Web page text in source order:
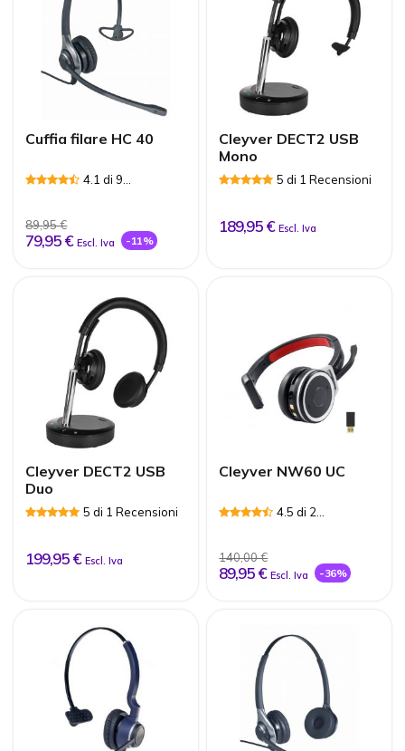
Cuffia filare HC 40
4.1 di 9
89,95 €
79,95 € Escl. Iva -11%
Cleyver DECT2 USB
Mono
5 di 1 Recensioni
189,95 € Escl. Iva
Cleyver DECT2 USB
Duo
5 di 1 Recensioni
199,95 € Escl. Iva
Cleyver NW60 UC
4.5 di 2
140,00 €
89,95 € Escl. Iva -36%